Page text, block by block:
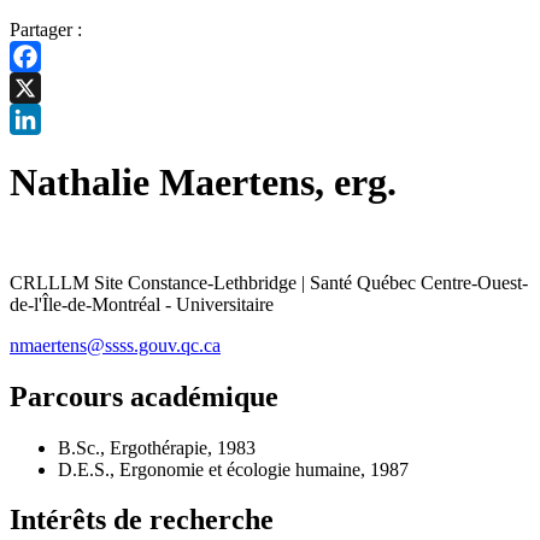
Partager :
Facebook
X
Nathalie Maertens, erg.
CRLLLM Site Constance-Lethbridge | Santé Québec Centre-Ouest-
de-l'Île-de-Montréal - Universitaire
nmaertens@ssss.gouv.qc.ca
Parcours académique
B.Sc., Ergothérapie, 1983
D.E.S., Ergonomie et écologie humaine, 1987
Intérêts de recherche